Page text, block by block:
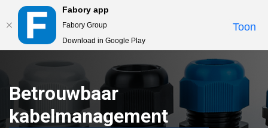
Fabory app
Fabory Group
Download in Google Play
Toon
Betrouwbaar
kabelmanagement